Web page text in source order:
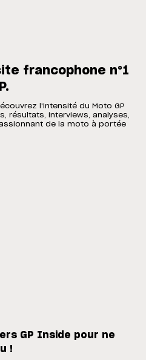
francophone n°1
l'intensité du Moto GP
résultats, interviews, analyses,
de la moto à portée
GP Inside pour ne
!